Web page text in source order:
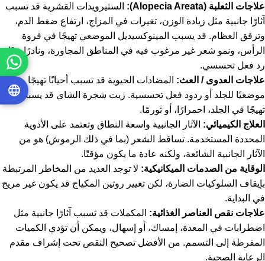
علاجات الثعلبة (Alopecia Areata):
الستيرويدات القشرية قد تسبب
آثارًا جانبية مثل زيادة الوزن، تغيرات في المزاج، ارتفاع ضغط الدم،
وترقق العظام. قد يسبب المينوكسيديل الموضعي تهيجًا في فروة
الرأس، ونمو شعر غير مرغوب فيه في المناطق المجاورة، ونادرًا جدًا،
رد فعل تحسسي.
علاجات العدوى / العث: المضادات الحيوية قد تسبب أحيانًا تهيجًا
موضعيًا للجلد أو ردود فعل تحسسية. زيت شجرة الشاي قد يسبب أيضًا
تهيجًا في الجلد، احمرارًا، أو تورمًا.
العلاج الكيميائي: الآثار الجانبية واسعة النطاق وتعتمد على الأدوية
المحددة المستخدمة. تساقط الشعر (بما في ذلك الرموش) هو من
الآثار الجانبية الشائعة، ولكنه عادة ما يكون مؤقتًا.
الوقاية من الصدمات الميكانيكية: لا توجد العديد من المخاطر المرتبطة
بإيقاف السلوكيات الضارة، لكن تغيير روتين المكياج قد يكون غير مريح
في البداية.
علاجات نقص العناصر الغذائية: المكملات قد تسبب آثارًا جانبية مثل
اضطرابات في المعدة، إمساك، أو إسهال، ويمكن أن تؤدي الكميات
المفرطة إلى التسمم. من الأفضل تصحيح النقص تحت إشراف مقدم
الرعاية الصحية.